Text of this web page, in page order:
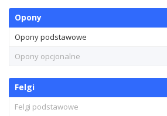
Opony
Opony podstawowe
Opony opcjonalne
Felgi
Felgi podstawowe